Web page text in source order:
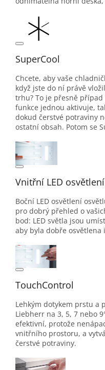
SuperCool
Chcete, aby vaše
když jste do ní právě
trhu? To je přesně případ
funkce jednou aktivuje,
dokud čerstvé potraviny
ostatní obsah. Potom se
Vnitřní LED osvětlení
Boční LED osvětlení
pro dobrý přehled o
bod: LED světla jsou
aby byla dobře osvětlena
TouchControl
Lehkým dotykem prstu a
Liebherr na 3, 5, 7 nebo
efektivní, protože
vnitřního prostoru, a
čerstvé potraviny.